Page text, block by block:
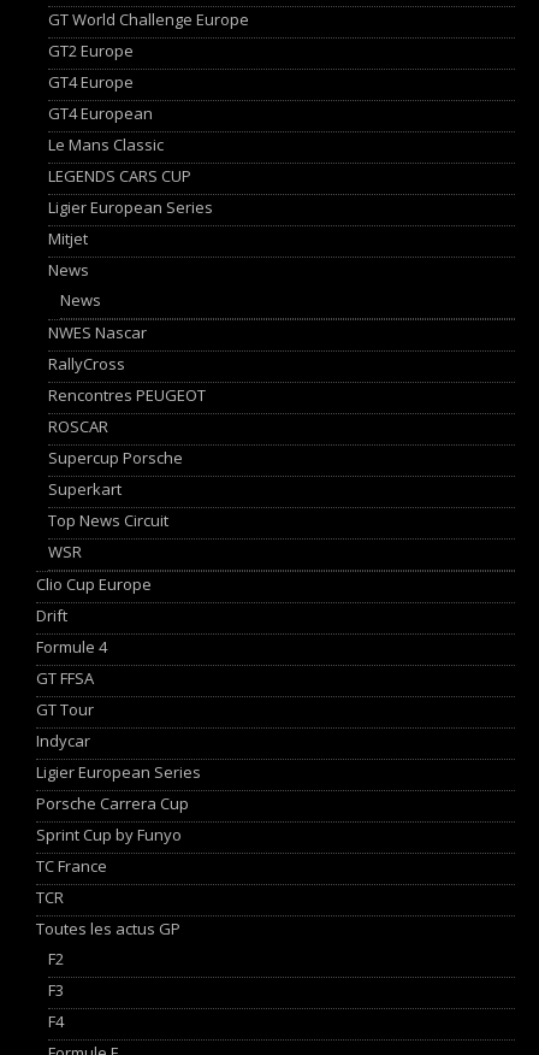
GT World Challenge Europe
GT2 Europe
GT4 Europe
GT4 European
Le Mans Classic
LEGENDS CARS CUP
Ligier European Series
Mitjet
News
News
NWES Nascar
RallyCross
Rencontres PEUGEOT
ROSCAR
Supercup Porsche
Superkart
Top News Circuit
WSR
Clio Cup Europe
Drift
Formule 4
GT FFSA
GT Tour
Indycar
Ligier European Series
Porsche Carrera Cup
Sprint Cup by Funyo
TC France
TCR
Toutes les actus GP
F2
F3
F4